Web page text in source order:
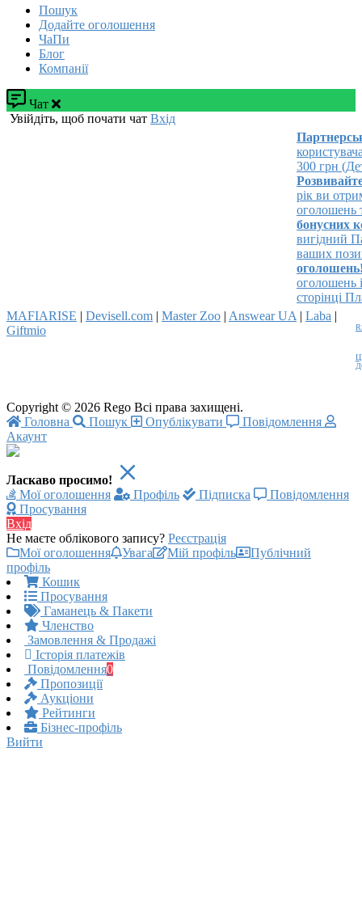
Пошук
Додайте оголошення
ЧаПи
Блог
Компанії
Чат
Увійдіть, щоб почати чат Вхід
користувача!
300 грн
Розвивайте
рік ви
оголошень
бонусних
вигідний
ваших
оголошень!
оголошень і
сторінці
MAFIARISE | Devisell.com | Master Zoo | Answear UA | Laba |
Giftmio
Copyright © 2026 Rego Всі права захищені.
Головна
Пошук Опублікувати
Повідомлення
Акаунт
Ласкаво просимо!
Мої оголошення
Профіль Підписка
Повідомлення
Просування
Вхід
Не маєте облікового запису? Реєстрація
Мої оголошення
Увага Мій профіль
Публічний
профіль
Кошик
Просування
Гаманець & Пакети
Членство
Замовлення & Продажі
Історія платежів
Повідомлення0
Пропозиції
Аукціони
Рейтинги
Бізнес-профіль
Вийти